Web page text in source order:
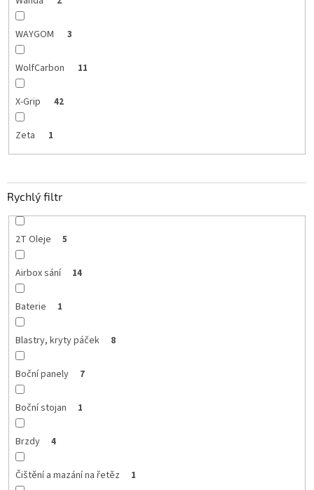
WAYGOM 3
WolfCarbon 11
X-Grip 42
Zeta 1
Rychlý filtr
2T Oleje 5
Airbox sání 14
Baterie 1
Blastry, kryty páček 8
Boční panely 7
Boční stojan 1
Brzdy 4
Čištění a mazání na řetěz 1